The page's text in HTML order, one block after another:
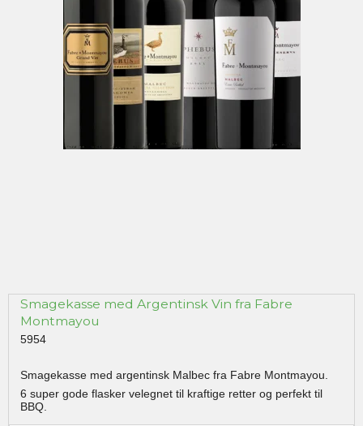
Smagekasse med Argentinsk Vin fra Fabre
Montmayou
5954
Smagekasse med argentinsk Malbec fra Fabre Montmayou.
6 super gode flasker velegnet til kraftige retter og perfekt til
BBQ.